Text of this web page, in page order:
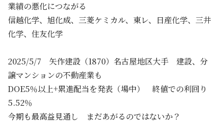
業績の悪化につながる
信越化学、旭化成、三菱ケミカル、東レ、日産化学、三井
化学、住友化学
2025/5/7 矢作建設（1870）名古屋地区大手 建設、分
譲マンションの不動産業も
DOE5％以上+累進配当を発表（場中） 終値での利回り
5.52％
今期も最高益見通し まだあがるのではないか？